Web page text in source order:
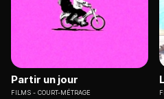
Partir un jour
FILMS COURT-MÉTRAGE